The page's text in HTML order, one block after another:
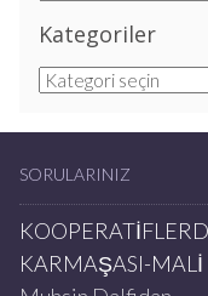
Kategoriler
Kategoriler
SORULARINIZ
KARMAŞASI-